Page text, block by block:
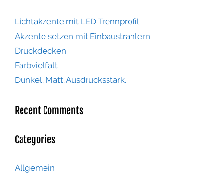
Lichtakzente mit LED Trennprofil
Akzente setzen mit Einbaustrahlern
Druckdecken
Farbvielfalt
Dunkel. Matt. Ausdrucksstark.
Recent Comments
Categories
Allgemein